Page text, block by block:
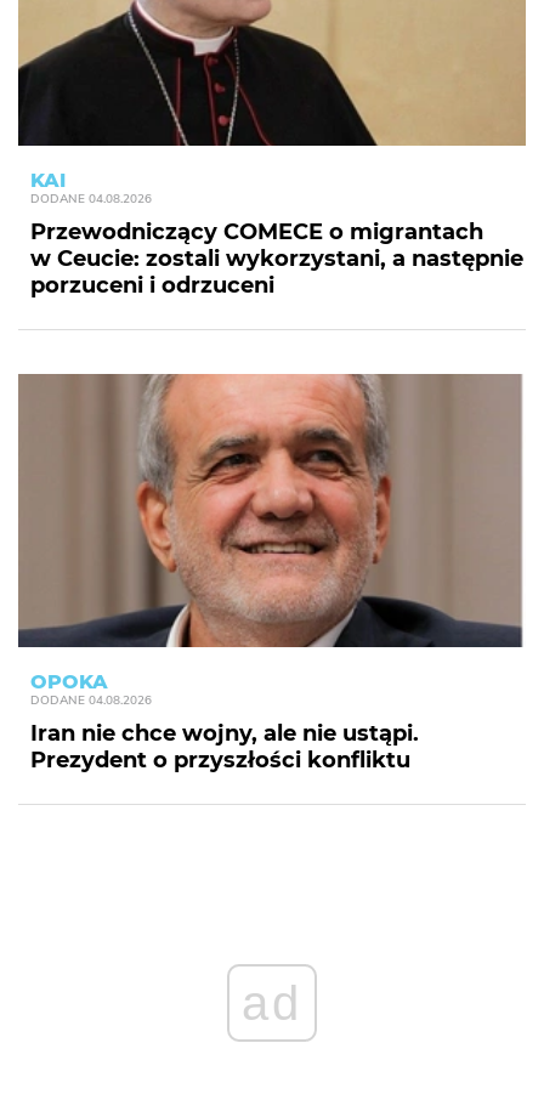
KAI
DODANE 04.08.2026
Przewodniczący COMECE o migrantach
w Ceucie: zostali wykorzystani, a następnie
porzuceni i odrzuceni
OPOKA
DODANE 04.08.2026
Iran nie chce wojny, ale nie ustąpi.
Prezydent o przyszłości konfliktu
ad